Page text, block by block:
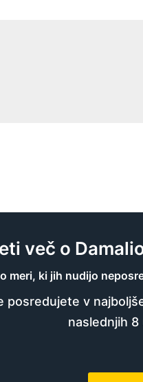
več o
meri, ki jih nudijo
posredujete v
naslednjih 8